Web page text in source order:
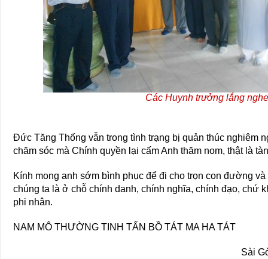
Các Huynh trưởng lắng
Đức Tăng Thống vẫn trong tình trạng bị quản thúc nghiêm
chăm sóc mà Chính quyền lại cấm Anh thăm nom, thật là
Kính mong anh sớm bình phục để đi cho trọn con đường
chúng ta là ở chỗ chính danh, chính nghĩa, chính đạo, chứ
phi nhân.
NAM MÔ THƯỜNG TINH TẤN BỒ TÁT MA HA TÁT
Sài